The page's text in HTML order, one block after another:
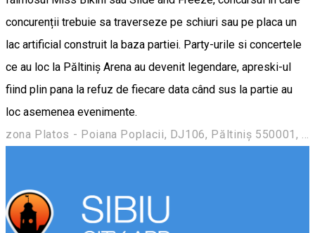
concurenții trebuie sa traverseze pe schiuri sau pe placa un
lac artificial construit la baza partiei. Party-urile si concertele
ce au loc la Păltiniș Arena au devenit legendare, apreski-ul
fiind plin pana la refuz de fiecare data când sus la partie au
loc asemenea evenimente.
zona Platos - Poiana Poplacii, DJ106, Păltiniș 550001, România